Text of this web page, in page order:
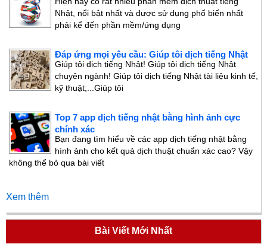
Nhật, nổi bật nhất và được sử dụng phổ biến nhất
phải kể đến phần mềm/ứng dụng
Đáp ứng mọi yêu cầu: Giúp tôi dịch tiếng Nhật
Giúp tôi dịch tiếng Nhật! Giúp tôi dịch tiếng Nhật
chuyên ngành! Giúp tôi dịch tiếng Nhật tài liệu kinh tế,
kỹ thuật;...Giúp tôi
Top 7 app dịch tiếng nhật bằng hình ảnh cực
chính xác
Bạn đang tìm hiểu về các app dịch tiếng nhật bằng
hình ảnh cho kết quả dịch thuật chuẩn xác cao? Vậy
không thể bỏ qua bài viết
Xem thêm
Bài Viết Mới Nhất